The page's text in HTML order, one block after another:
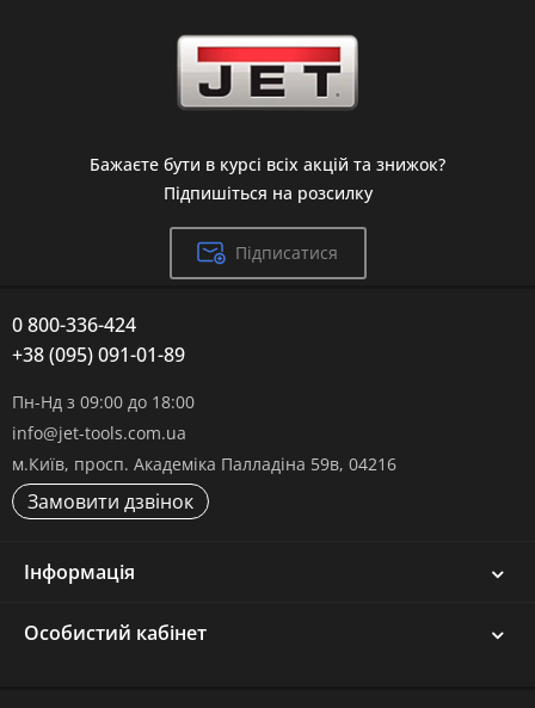
Бажаєте бути в курсі всіх акцій та знижок?
Підпишіться на розсилку
Підписатися
0 800-336-424
+38 (095) 091-01-89
Пн-Нд з 09:00 до 18:00
info@jet-tools.com.ua
м.Київ, просп. Академіка Палладіна 59в, 04216
Замовити дзвінок
Інформація
Особистий кабінет